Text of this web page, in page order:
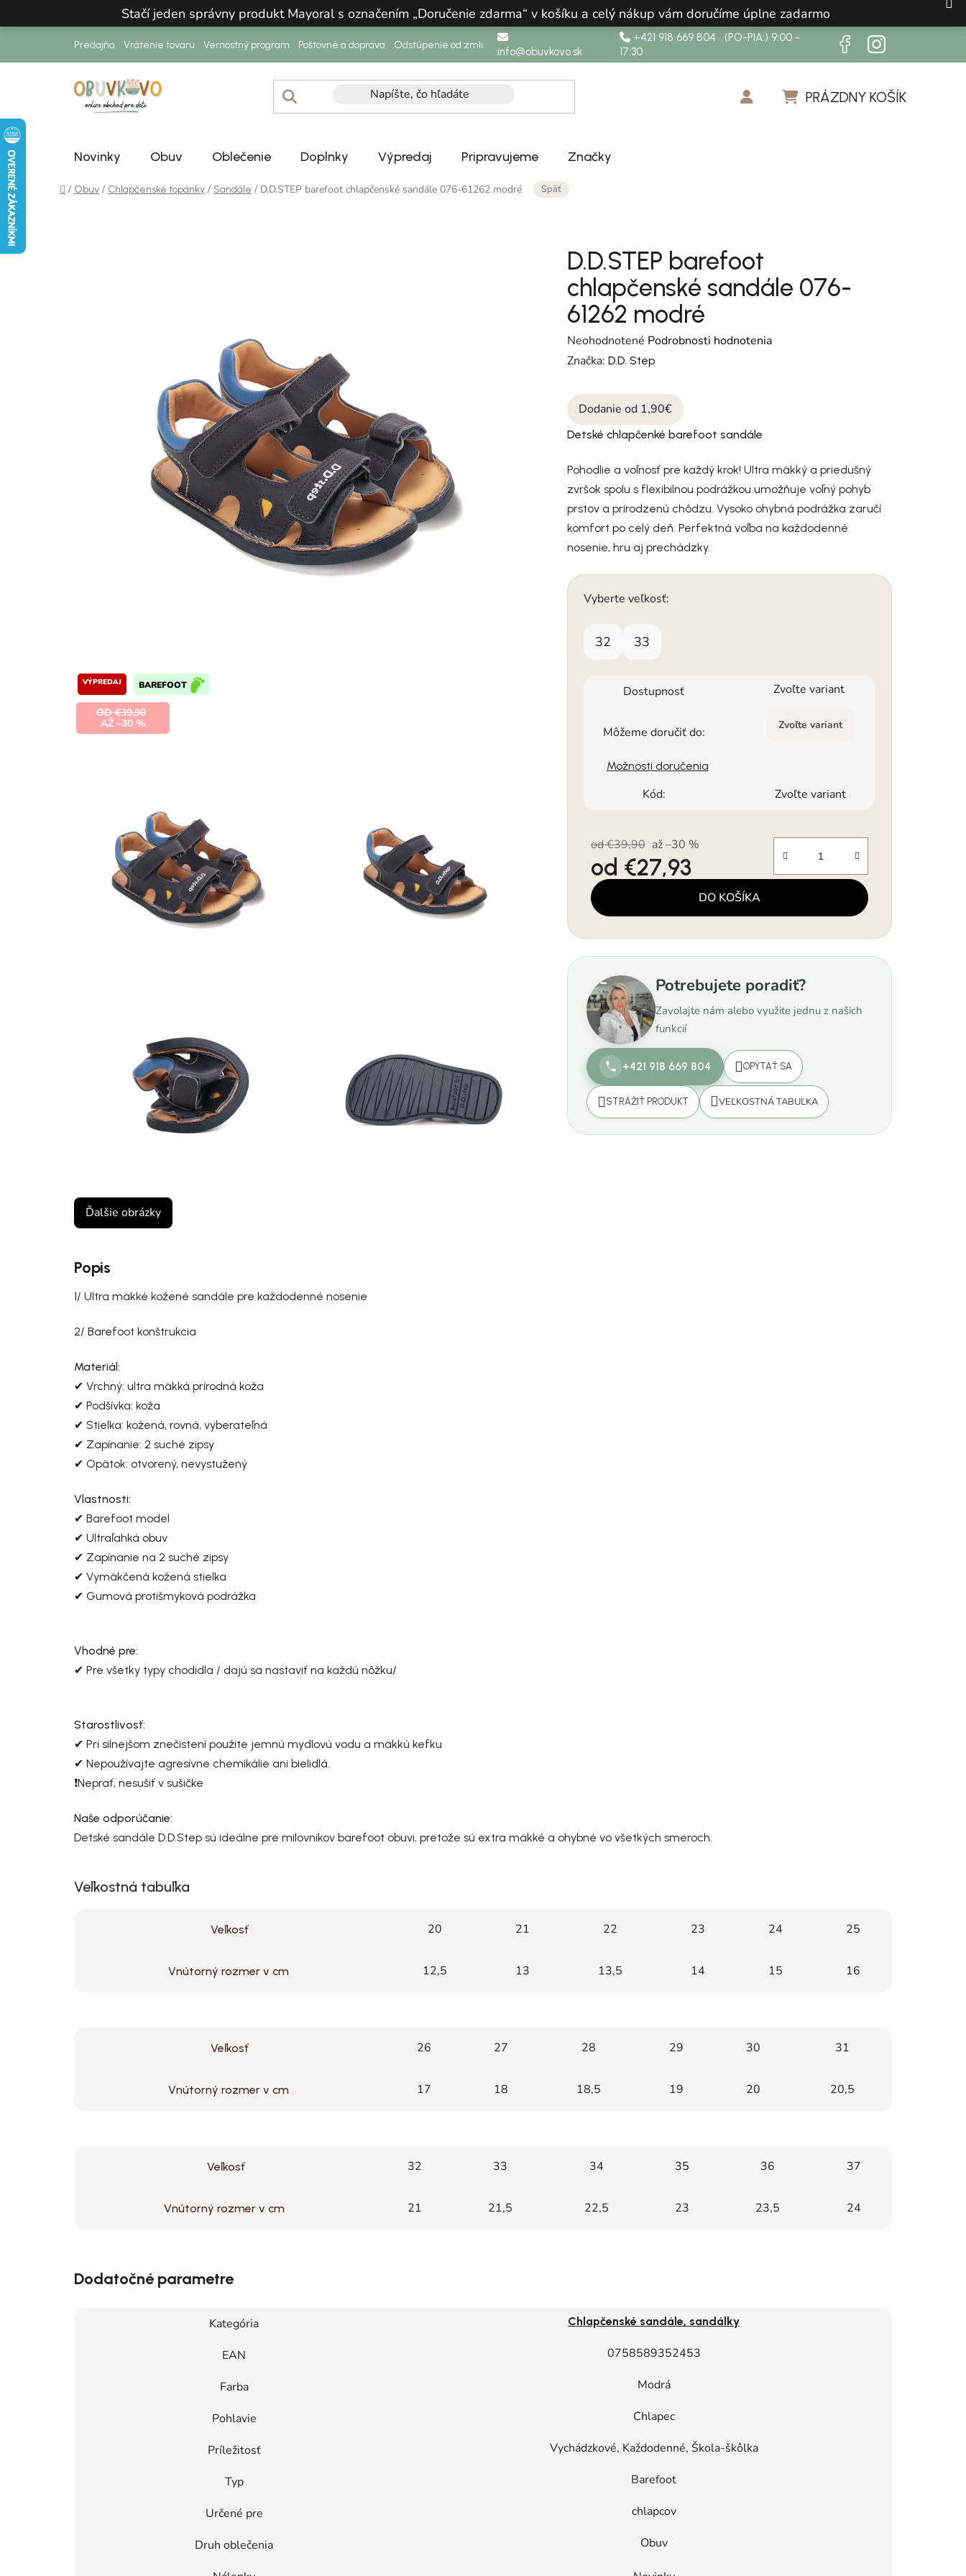
Stačí jeden správny produkt Mayoral s označením „Doručenie zdarma“ v košíku a celý nákup vám doručíme úplne zadarmo
Predajňa Vrátenie tovaru Vernostný program Poštovné a doprava Odstúpenie od zmluvy info@obuvkovo.sk
+421 918 669 804 (PO-PIA:) 9:00 -
17:30
PRÁZDNY KOŠÍK
Novinky Obuv Oblečenie Doplnky Výpredaj Pripravujeme Značky
Domov
/ Obuv / Chlapčenské topánky / Sandále / D.D.STEP barefoot chlapčenské sandále 076-61262 modré Späť
D.D.STEP barefoot
chlapčenské sandále 076-
61262 modré
Priemerné hodnotenie produktu je 0,0 z 5 hviezdičiek.
Neohodnotené Podrobnosti hodnotenia
Značka:D.D. Step
Dodanie od 1,90€
Detské chlapčenké barefoot sandále
Pohodlie a voľnosť pre každý krok! Ultra mäkký a priedušný
zvršok spolu s flexibilnou podrážkou umožňuje voľný pohyb
prstov a prirodzenú chôdzu. Vysoko ohybná podrážka zaručí
komfort po celý deň. Perfektná voľba na každodenné
nosenie, hru aj prechádzky.
Vyberte veľkosť:
32 33
Dostupnosť Zvoľte variant
Môžeme doručiť do: Zvoľte variant
Možnosti doručenia
Kód: Zvoľte variant
od €39,90 až –30 %
od €27,93
Jednotková cena: DO KOŠÍKA
Potrebujete poradiť?
Zavolajte nám alebo využite jednu z našich
funkcií
+421 918 669 804 OPÝTAŤ SA
STRÁŽIŤ PRODUKT VEĽKOSTNÁ TABUĽKA
VÝPREDAJ BAREFOOT
OD €39,90
AŽ –30 %
Ďalšie obrázky
Popis
1/ Ultra mäkké kožené sandále pre každodenné nosenie
2/ Barefoot konštrukcia
Materiál:
✔ Vrchný: ultra mäkká prírodná koža
✔ Podšívka: koža
✔ Stielka: kožená, rovná, vyberateľná
✔ Zapínanie: 2 suché zipsy
✔ Opätok: otvorený, nevystužený
Vlastnosti:
✔ Barefoot model
✔ Ultraľahká obuv
✔ Zapínanie na 2 suché zipsy
✔ Vymäkčená kožená stielka
✔ Gumová protišmyková podrážka
Vhodné pre:
✔ Pre všetky typy chodidla / dajú sa nastaviť na každú nôžku/
Starostlivosť:
✔ Pri silnejšom znečistení použite jemnú mydlovú vodu a mäkkú kefku
✔ Nepoužívajte agresívne chemikálie ani bielidlá.
❗Neprať, nesušiť v sušičke
Naše odporúčanie:
Detské sandále D.D.Step sú ideálne pre milovníkov barefoot obuvi, pretože sú extra mäkké a ohybné vo všetkých smeroch.
Veľkostná tabuľka
Veľkosť 20 21 22 23 24 25
Vnútorný rozmer v cm 12,5 13 13,5 14 15 16
Veľkosť 26 27 28 29 30 31
Vnútorný rozmer v cm 17 18 18,5 19 20 20,5
Veľkosť 32 33 34 35 36 37
Vnútorný rozmer v cm 21 21,5 22,5 23 23,5 24
Dodatočné parametre
Kategória Chlapčenské sandále, sandálky
EAN 0758589352453
Farba Modrá
Pohlavie Chlapec
Príležitosť Vychádzkové, Každodenné, Škola-škôlka
Typ Barefoot
Určené pre chlapcov
Druh oblečenia Obuv